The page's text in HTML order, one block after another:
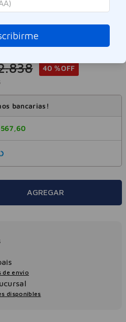
Finisher Textura
.838 40 %OFF
bancarias!
,60
AGREGAR
de envio
disponibles